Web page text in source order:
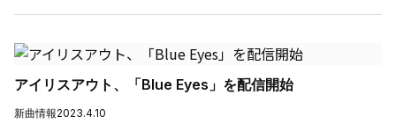
アイリスアウト、「Blue Eyes」を配信開始
新曲情報2023.4.10